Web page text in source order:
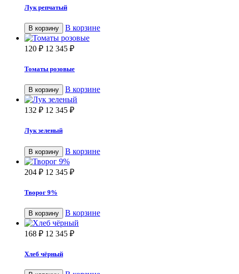
Лук репчатый
В корзину В корзине
120 ₽ 12 345 ₽
Томаты розовые
В корзину В корзине
132 ₽ 12 345 ₽
Лук зеленый
В корзину В корзине
204 ₽ 12 345 ₽
Творог 9%
В корзину В корзине
168 ₽ 12 345 ₽
Хлеб чёрный